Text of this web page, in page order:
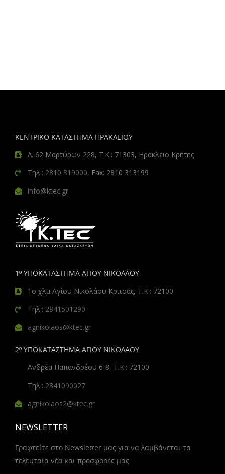
ΚΕΝΤΡΙΚΟ ΚΑΤΑΣΤΗΜΑ ΗΡΑΚΛΕΙΟΥ
Λ. 62 Μαρτύρων 228, Τ.Κ.: 71303, Ηράκλειο Κρήτης
Τηλ.: 2810 319000, Fax: 2810 313199
info@ktec.gr
1º ΥΠΟΚΑΤΑΣΤΗΜΑ ΑΓΙΟΥ ΝΙΚΟΛΑΟΥ
1ο χλμ Αγίου Νικολάου Κριτσάς, Τ.Κ.: 72100
Τηλ.: 2841501290
agnikolaos@ktec.gr
2º ΥΠΟΚΑΤΑΣΤΗΜΑ ΑΓΙΟΥ ΝΙΚΟΛΑΟΥ
Ανδρέα Παπανδρέου 6-8, Τ.Κ.: 72100
Τηλ.: 2841090027
agnikolaos2@ktec.gr
NEWSLETTER
Γραφτείτε στο Newsletter μας για να λαμβάνεται τα
τελευταία νέα και προσφορές μας